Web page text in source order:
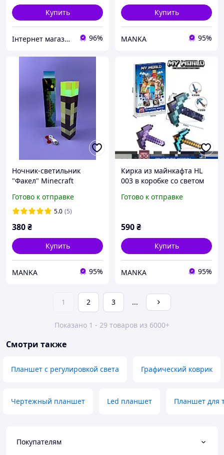
Купить
Інтернет магазин WOWShop 96%
Купить
MANKA 95%
Ночник-светильник
"Факел" Minecraft
аккумуляторный, USB-
зарядка, 4 цвета
в короб
Готово к отправке
5.0 (5)
380₴
Купить
MANKA 95%
Кирка из майнкафта HL
003 в коробке со светом
Готово к отправке
590₴
Купить
MANKA 95%
1 2 3 ...
Показано 1 - 29 товаров из 6000+
Смотри также
Планшет с регулировкой света Графический коврик
Чертежный планшет Led планшет Планшет для
Покупателям